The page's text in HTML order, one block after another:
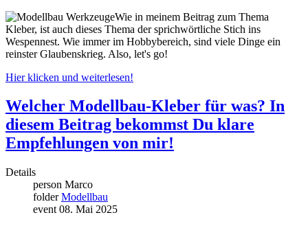
Wie in meinem Beitrag zum Thema
Kleber, ist auch dieses Thema der sprichwörtliche Stich ins
Wespennest. Wie immer im Hobbybereich, sind viele Dinge ein
reinster Glaubenskrieg. Also, let's go!
Hier klicken und weiterlesen!
Welcher Modellbau-Kleber für was? In
diesem Beitrag bekommst Du klare
Empfehlungen von mir!
Details
person Marco
folder Modellbau
event 08. Mai 2025